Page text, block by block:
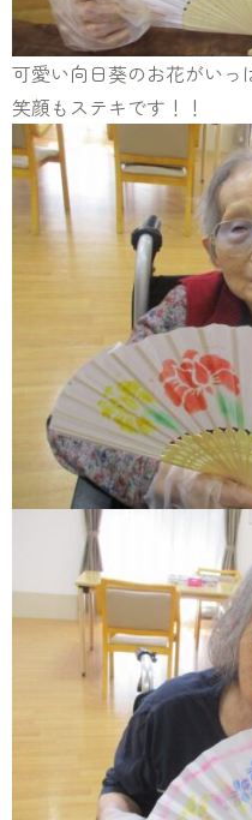
可愛い向日葵のお花がいっ
笑顔もステキです！！